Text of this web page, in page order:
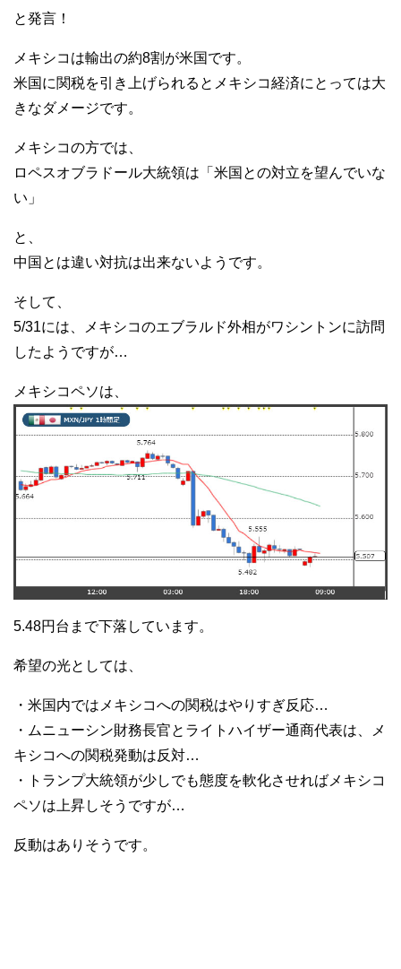
と発言！
メキシコは輸出の約8割が米国です。
米国に関税を引き上げられるとメキシコ経済にとっては大
きなダメージです。
メキシコの方では、
ロペスオブラドール大統領は「米国との対立を望んでいな
い」
と、
中国とは違い対抗は出来ないようです。
そして、
5/31には、メキシコのエブラルド外相がワシントンに訪問
したようですが…
メキシコペソは、
5.48円台まで下落しています。
希望の光としては、
・米国内ではメキシコへの関税はやりすぎ反応…
・ムニューシン財務長官とライトハイザー通商代表は、メ
キシコへの関税発動は反対…
・トランプ大統領が少しでも態度を軟化させればメキシコ
ペソは上昇しそうですが…
反動はありそうです。